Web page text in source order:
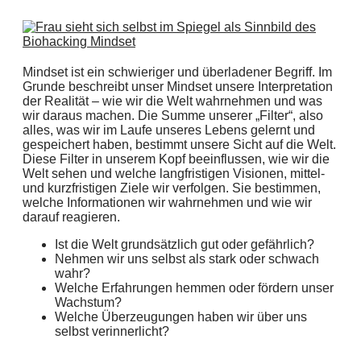
Mindset ist ein schwieriger und überladener Begriff. Im
Grunde beschreibt unser Mindset unsere Interpretation
der Realität – wie wir die Welt wahrnehmen und was
wir daraus machen. Die Summe unserer „Filter“, also
alles, was wir im Laufe unseres Lebens gelernt und
gespeichert haben, bestimmt unsere Sicht auf die Welt.
Diese Filter in unserem Kopf beeinflussen, wie wir die
Welt sehen und welche langfristigen Visionen, mittel-
und kurzfristigen Ziele wir verfolgen. Sie bestimmen,
welche Informationen wir wahrnehmen und wie wir
darauf reagieren.
Ist die Welt grundsätzlich gut oder gefährlich?
Nehmen wir uns selbst als stark oder schwach
wahr?
Welche Erfahrungen hemmen oder fördern unser
Wachstum?
Welche Überzeugungen haben wir über uns
selbst verinnerlicht?